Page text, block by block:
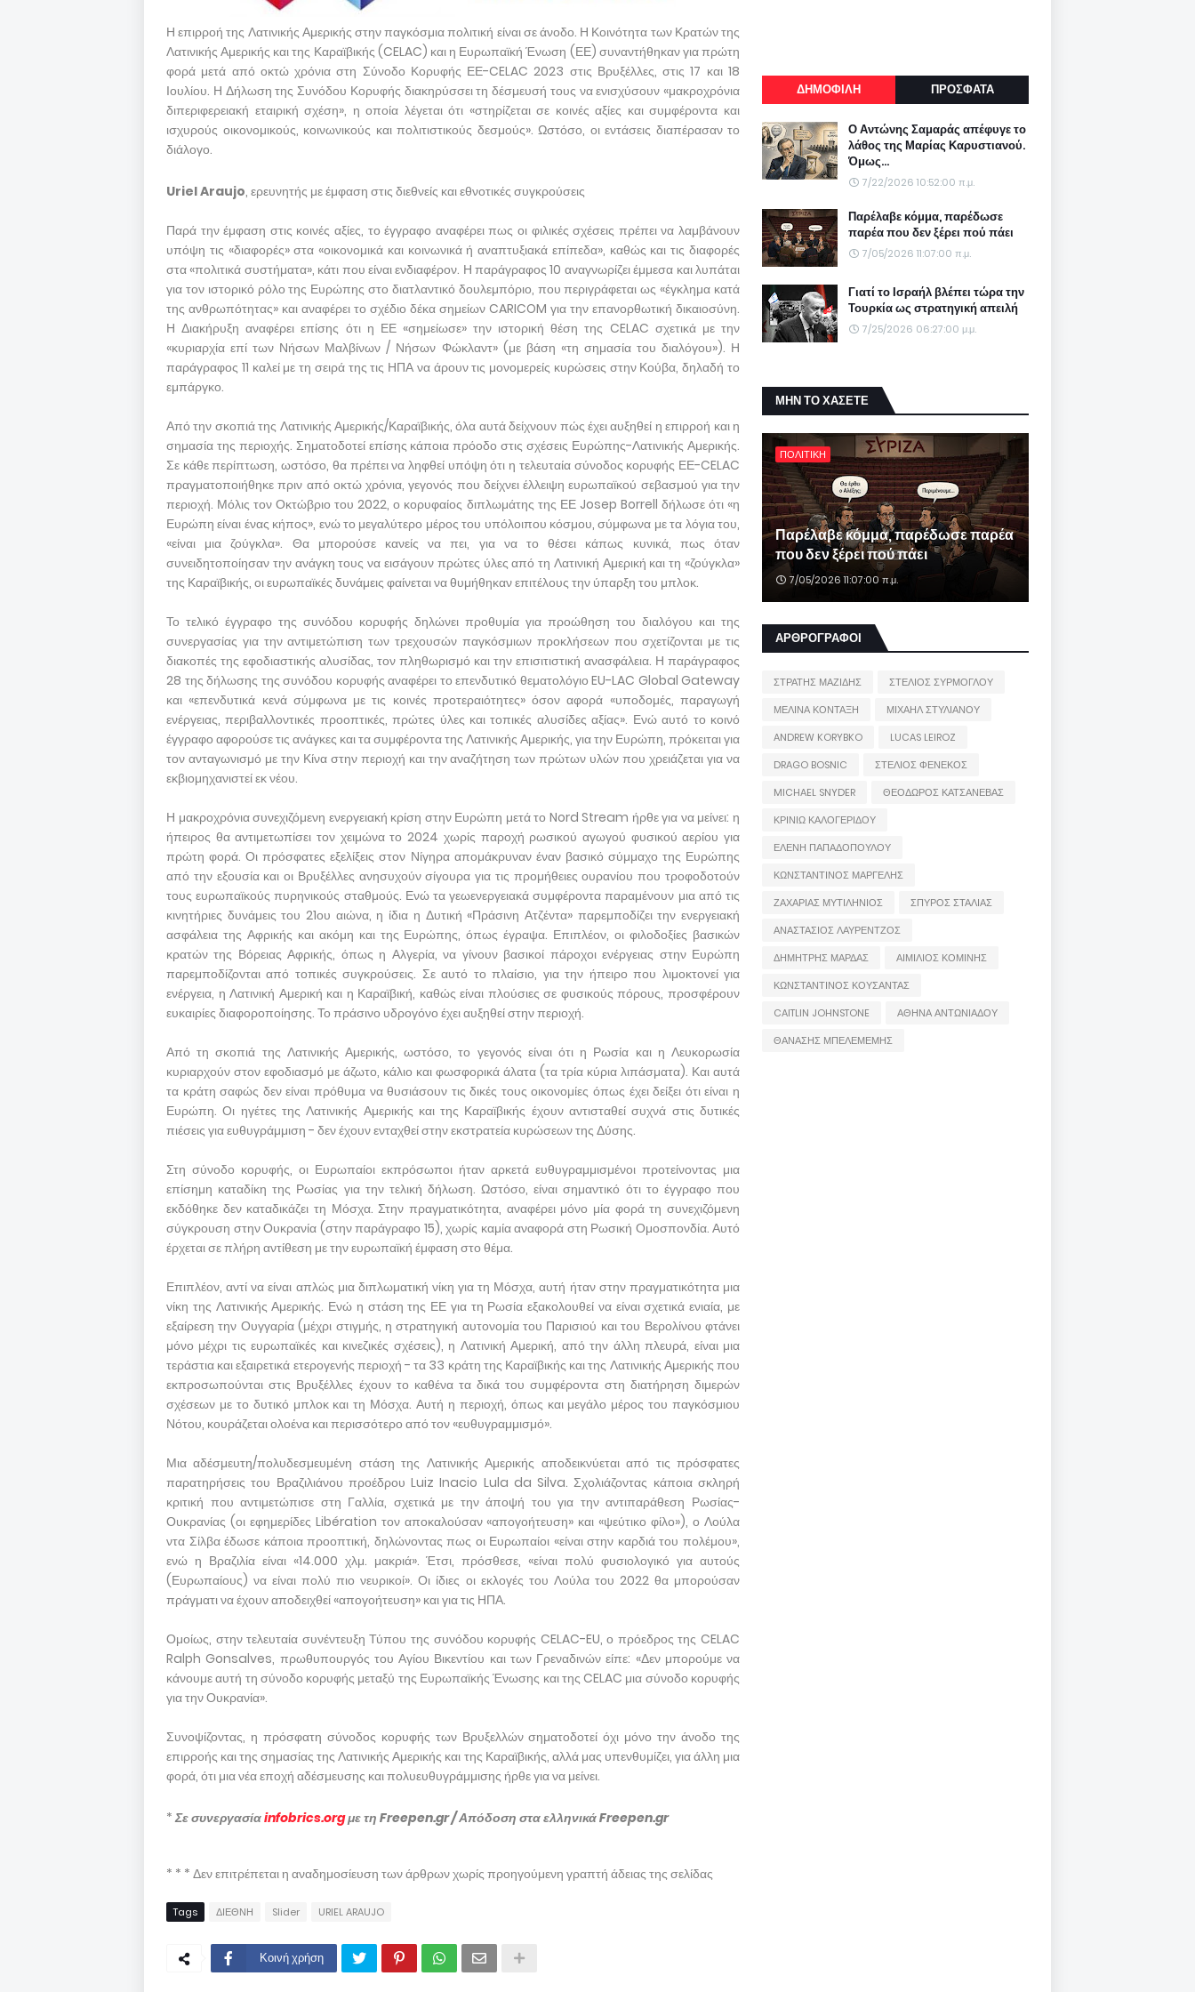
Η επιρροή της Λατινικής Αμερικής στην παγκόσμια πολιτική είναι σε άνοδο. Η Κοινότητα των Κρατών της
Λατινικής Αμερικής και της Καραϊβικής (CELAC) και η Ευρωπαϊκή Ένωση (ΕΕ) συναντήθηκαν για πρώτη
φορά μετά από οκτώ χρόνια στη Σύνοδο Κορυφής ΕΕ-CELAC 2023 στις Βρυξέλλες, στις 17 και 18
Ιουλίου. Η Δήλωση της Συνόδου Κορυφής διακηρύσσει τη δέσμευσή τους να ενισχύσουν «μακροχρόνια
διπεριφερειακή εταιρική σχέση», η οποία λέγεται ότι «στηρίζεται σε κοινές αξίες και συμφέροντα και
ισχυρούς οικονομικούς, κοινωνικούς και πολιτιστικούς δεσμούς». Ωστόσο, οι εντάσεις διαπέρασαν το
διάλογο.
Uriel Araujo, ερευνητής με έμφαση στις διεθνείς και εθνοτικές συγκρούσεις
Παρά την έμφαση στις κοινές αξίες, το έγγραφο αναφέρει πως οι φιλικές σχέσεις πρέπει να λαμβάνουν
υπόψη τις «διαφορές» στα «οικονομικά και κοινωνικά ή αναπτυξιακά επίπεδα», καθώς και τις διαφορές
στα «πολιτικά συστήματα», κάτι που είναι ενδιαφέρον. Η παράγραφος 10 αναγνωρίζει έμμεσα και λυπάται
για τον ιστορικό ρόλο της Ευρώπης στο διατλαντικό δουλεμπόριο, που περιγράφεται ως «έγκλημα κατά
της ανθρωπότητας» και αναφέρει το σχέδιο δέκα σημείων CARICOM για την επανορθωτική δικαιοσύνη.
Η Διακήρυξη αναφέρει επίσης ότι η ΕΕ «σημείωσε» την ιστορική θέση της CELAC σχετικά με την
«κυριαρχία επί των Νήσων Μαλβίνων / Νήσων Φώκλαντ» (με βάση «τη σημασία του διαλόγου»). Η
παράγραφος 11 καλεί με τη σειρά της τις ΗΠΑ να άρουν τις μονομερείς κυρώσεις στην Κούβα, δηλαδή το
εμπάργκο.
Από την σκοπιά της Λατινικής Αμερικής/Καραϊβικής, όλα αυτά δείχνουν πώς έχει αυξηθεί η επιρροή και η
σημασία της περιοχής. Σηματοδοτεί επίσης κάποια πρόοδο στις σχέσεις Ευρώπης-Λατινικής Αμερικής.
Σε κάθε περίπτωση, ωστόσο, θα πρέπει να ληφθεί υπόψη ότι η τελευταία σύνοδος κορυφής ΕΕ-CELAC
πραγματοποιήθηκε πριν από οκτώ χρόνια, γεγονός που δείχνει έλλειψη ευρωπαϊκού σεβασμού για την
περιοχή. Μόλις τον Οκτώβριο του 2022, ο κορυφαίος διπλωμάτης της ΕΕ Josep Borrell δήλωσε ότι «η
Ευρώπη είναι ένας κήπος», ενώ το μεγαλύτερο μέρος του υπόλοιπου κόσμου, σύμφωνα με τα λόγια του,
«είναι μια ζούγκλα». Θα μπορούσε κανείς να πει, για να το θέσει κάπως κυνικά, πως όταν
συνειδητοποίησαν την ανάγκη τους να εισάγουν πρώτες ύλες από τη Λατινική Αμερική και τη «ζούγκλα»
της Καραϊβικής, οι ευρωπαϊκές δυνάμεις φαίνεται να θυμήθηκαν επιτέλους την ύπαρξη του μπλοκ.
Το τελικό έγγραφο της συνόδου κορυφής δηλώνει προθυμία για προώθηση του διαλόγου και της
συνεργασίας για την αντιμετώπιση των τρεχουσών παγκόσμιων προκλήσεων που σχετίζονται με τις
διακοπές της εφοδιαστικής αλυσίδας, τον πληθωρισμό και την επισιτιστική ανασφάλεια. Η παράγραφος
28 της δήλωσης της συνόδου κορυφής αναφέρει το επενδυτικό θεματολόγιο EU-LAC Global Gateway
και «επενδυτικά κενά σύμφωνα με τις κοινές προτεραιότητες» όσον αφορά «υποδομές, παραγωγή
ενέργειας, περιβαλλοντικές προοπτικές, πρώτες ύλες και τοπικές αλυσίδες αξίας». Ενώ αυτό το κοινό
έγγραφο αφορούσε τις ανάγκες και τα συμφέροντα της Λατινικής Αμερικής, για την Ευρώπη, πρόκειται για
τον ανταγωνισμό με την Κίνα στην περιοχή και την αναζήτηση των πρώτων υλών που χρειάζεται για να
εκβιομηχανιστεί εκ νέου.
Η μακροχρόνια συνεχιζόμενη ενεργειακή κρίση στην Ευρώπη μετά το Nord Stream ήρθε για να μείνει: η
ήπειρος θα αντιμετωπίσει τον χειμώνα το 2024 χωρίς παροχή ρωσικού αγωγού φυσικού αερίου για
πρώτη φορά. Οι πρόσφατες εξελίξεις στον Νίγηρα απομάκρυναν έναν βασικό σύμμαχο της Ευρώπης
από την εξουσία και οι Βρυξέλλες ανησυχούν σίγουρα για τις προμήθειες ουρανίου που τροφοδοτούν
τους ευρωπαϊκούς πυρηνικούς σταθμούς. Ενώ τα γεωενεργειακά συμφέροντα παραμένουν μια από τις
κινητήριες δυνάμεις του 21ου αιώνα, η ίδια η Δυτική «Πράσινη Ατζέντα» παρεμποδίζει την ενεργειακή
ασφάλεια της Αφρικής και ακόμη και της Ευρώπης, όπως έγραψα. Επιπλέον, οι φιλοδοξίες βασικών
κρατών της Βόρειας Αφρικής, όπως η Αλγερία, να γίνουν βασικοί πάροχοι ενέργειας στην Ευρώπη
παρεμποδίζονται από τοπικές συγκρούσεις. Σε αυτό το πλαίσιο, για την ήπειρο που λιμοκτονεί για
ενέργεια, η Λατινική Αμερική και η Καραϊβική, καθώς είναι πλούσιες σε φυσικούς πόρους, προσφέρουν
ευκαιρίες διαφοροποίησης. Το πράσινο υδρογόνο έχει αυξηθεί στην περιοχή.
Από τη σκοπιά της Λατινικής Αμερικής, ωστόσο, το γεγονός είναι ότι η Ρωσία και η Λευκορωσία
κυριαρχούν στον εφοδιασμό με άζωτο, κάλιο και φωσφορικά άλατα (τα τρία κύρια λιπάσματα). Και αυτά
τα κράτη σαφώς δεν είναι πρόθυμα να θυσιάσουν τις δικές τους οικονομίες όπως έχει δείξει ότι είναι η
Ευρώπη. Οι ηγέτες της Λατινικής Αμερικής και της Καραϊβικής έχουν αντισταθεί συχνά στις δυτικές
πιέσεις για ευθυγράμμιση - δεν έχουν ενταχθεί στην εκστρατεία κυρώσεων της Δύσης.
Στη σύνοδο κορυφής, οι Ευρωπαίοι εκπρόσωποι ήταν αρκετά ευθυγραμμισμένοι προτείνοντας μια
επίσημη καταδίκη της Ρωσίας για την τελική δήλωση. Ωστόσο, είναι σημαντικό ότι το έγγραφο που
εκδόθηκε δεν καταδικάζει τη Μόσχα. Στην πραγματικότητα, αναφέρει μόνο μία φορά τη συνεχιζόμενη
σύγκρουση στην Ουκρανία (στην παράγραφο 15), χωρίς καμία αναφορά στη Ρωσική Ομοσπονδία. Αυτό
έρχεται σε πλήρη αντίθεση με την ευρωπαϊκή έμφαση στο θέμα.
Επιπλέον, αντί να είναι απλώς μια διπλωματική νίκη για τη Μόσχα, αυτή ήταν στην πραγματικότητα μια
νίκη της Λατινικής Αμερικής. Ενώ η στάση της ΕΕ για τη Ρωσία εξακολουθεί να είναι σχετικά ενιαία, με
εξαίρεση την Ουγγαρία (μέχρι στιγμής, η στρατηγική αυτονομία του Παρισιού και του Βερολίνου φτάνει
μόνο μέχρι τις ευρωπαϊκές και κινεζικές σχέσεις), η Λατινική Αμερική, από την άλλη πλευρά, είναι μια
τεράστια και εξαιρετικά ετερογενής περιοχή - τα 33 κράτη της Καραϊβικής και της Λατινικής Αμερικής που
εκπροσωπούνται στις Βρυξέλλες έχουν το καθένα τα δικά του συμφέροντα στη διατήρηση διμερών
σχέσεων με το δυτικό μπλοκ και τη Μόσχα. Αυτή η περιοχή, όπως και μεγάλο μέρος του παγκόσμιου
Νότου, κουράζεται ολοένα και περισσότερο από τον «ευθυγραμμισμό».
Μια αδέσμευτη/πολυδεσμευμένη στάση της Λατινικής Αμερικής αποδεικνύεται από τις πρόσφατες
παρατηρήσεις του Βραζιλιάνου προέδρου Luiz Inacio Lula da Silva. Σχολιάζοντας κάποια σκληρή
κριτική που αντιμετώπισε στη Γαλλία, σχετικά με την άποψή του για την αντιπαράθεση Ρωσίας-
Ουκρανίας (οι εφημερίδες Libération τον αποκαλούσαν «απογοήτευση» και «ψεύτικο φίλο»), ο Λούλα
ντα Σίλβα έδωσε κάποια προοπτική, δηλώνοντας πως οι Ευρωπαίοι «είναι στην καρδιά του πολέμου»,
ενώ η Βραζιλία είναι «14.000 χλμ. μακριά». Έτσι, πρόσθεσε, «είναι πολύ φυσιολογικό για αυτούς
(Ευρωπαίους) να είναι πολύ πιο νευρικοί». Οι ίδιες οι εκλογές του Λούλα του 2022 θα μπορούσαν
πράγματι να έχουν αποδειχθεί «απογοήτευση» και για τις ΗΠΑ.
Ομοίως, στην τελευταία συνέντευξη Τύπου της συνόδου κορυφής CELAC-EU, ο πρόεδρος της CELAC
Ralph Gonsalves, πρωθυπουργός του Αγίου Βικεντίου και των Γρεναδινών είπε: «Δεν μπορούμε να
κάνουμε αυτή τη σύνοδο κορυφής μεταξύ της Ευρωπαϊκής Ένωσης και της CELAC μια σύνοδο κορυφής
για την Ουκρανία».
Συνοψίζοντας, η πρόσφατη σύνοδος κορυφής των Βρυξελλών σηματοδοτεί όχι μόνο την άνοδο της
επιρροής και της σημασίας της Λατινικής Αμερικής και της Καραϊβικής, αλλά μας υπενθυμίζει, για άλλη μια
φορά, ότι μια νέα εποχή αδέσμευσης και πολυευθυγράμμισης ήρθε για να μείνει.
*Σε συνεργασίαinfobrics.orgμε τη Freepen.gr / Απόδοση στα ελληνικά Freepen.gr
* * * Δεν επιτρέπεται η αναδημοσίευση των άρθρων χωρίς προηγούμενη γραπτή άδειας της σελίδας
Tags ΔΙΕΘΝΗ Slider URIEL ARAUJO
Κοινή χρήση
ΔΗΜΟΦΙΛΗ ΠΡΟΣΦΑΤΑ
Ο Αντώνης Σαμαράς απέφυγε το
λάθος της Μαρίας Καρυστιανού.
Όμως...
7/22/2026 10:52:00 π.μ.
Παρέλαβε κόμμα, παρέδωσε
παρέα που δεν ξέρει πού πάει
7/05/2026 11:07:00 π.μ.
Γιατί το Ισραήλ βλέπει τώρα την
Τουρκία ως στρατηγική απειλή
7/25/2026 06:27:00 μ.μ.
ΜΗΝ ΤΟ ΧΑΣΕΤΕ
ΠΟΛΙΤΙΚΗ
Παρέλαβε κόμμα, παρέδωσε παρέα
που δεν ξέρει πού πάει
7/05/2026 11:07:00 π.μ.
ΑΡΘΡΟΓΡΑΦΟΙ
ΣΤΡΑΤΗΣ ΜΑΖΙΔΗΣ
ΣΤΕΛΙΟΣ ΣΥΡΜΟΓΛΟΥ
ΜΕΛΙΝΑ ΚΟΝΤΑΞΗ
ΜΙΧΑΗΛ ΣΤΥΛΙΑΝΟΥ
ANDREW KORYBKO
LUCAS LEIROZ
DRAGO BOSNIC
ΣΤΕΛΙΟΣ ΦΕΝΕΚΟΣ
MICHAEL SNYDER
ΘΕΟΔΩΡΟΣ ΚΑΤΣΑΝΕΒΑΣ
ΚΡΙΝΙΩ ΚΑΛΟΓΕΡΙΔΟΥ
ΕΛΕΝΗ ΠΑΠΑΔΟΠΟΥΛΟΥ
ΚΩΝΣΤΑΝΤΙΝΟΣ ΜΑΡΓΕΛΗΣ
ΖΑΧΑΡΙΑΣ ΜΥΤΙΛΗΝΙΟΣ
ΣΠΥΡΟΣ ΣΤΑΛΙΑΣ
ΑΝΑΣΤΑΣΙΟΣ ΛΑΥΡΕΝΤΖΟΣ
ΔΗΜΗΤΡΗΣ ΜΑΡΔΑΣ
ΑΙΜΙΛΙΟΣ ΚΟΜΙΝΗΣ
ΚΩΝΣΤΑΝΤΙΝΟΣ ΚΟΥΣΑΝΤΑΣ
CAITLIN JOHNSTONE
ΑΘΗΝΑ ΑΝΤΩΝΙΑΔΟΥ
ΘΑΝΑΣΗΣ ΜΠΕΛΕΜΕΜΗΣ